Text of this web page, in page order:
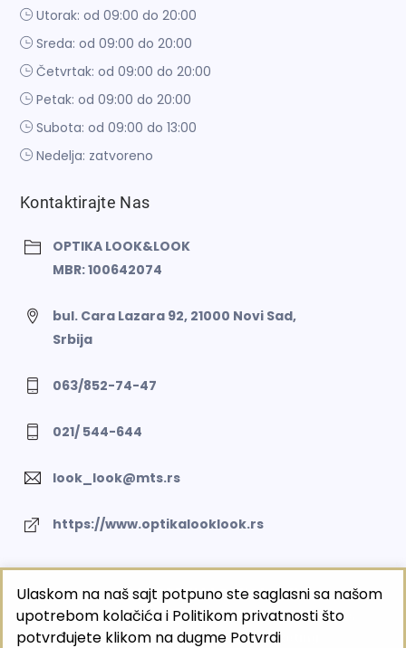
Utorak: od 09:00 do 20:00
Sreda: od 09:00 do 20:00
Četvrtak: od 09:00 do 20:00
Petak: od 09:00 do 20:00
Subota: od 09:00 do 13:00
Nedelja: zatvoreno
Kontaktirajte Nas
OPTIKA LOOK&LOOK
MBR: 100642074
bul. Cara Lazara 92, 21000 Novi Sad,
Srbija
063/852-74-47
021/ 544-644
look_look@mts.rs
https://www.optikalooklook.rs
©2026 OPTIKA LOOK&LOOK
BUTOBU - Izrada web sajta i internet prodavnice,
optimizacija sajtova, web marketing
Ulaskom na naš sajt potpuno ste saglasni sa našom
upotrebom kolačića i Politikom privatnosti što
potvrđujete klikom na dugme Potvrdi